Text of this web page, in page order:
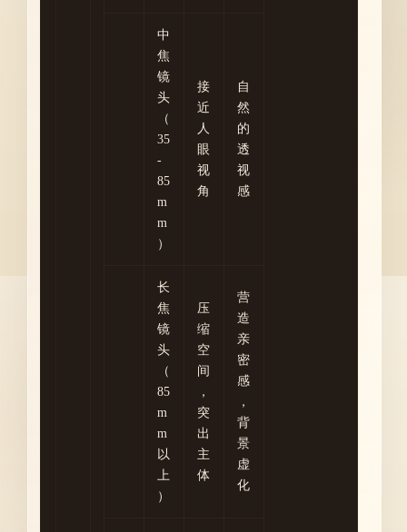
中
焦
镜
头
（
35
-
85
m
m
）
接
近
人
眼
视
角
自
然
的
透
视
感
长
焦
镜
头
（
85
m
m
以
上
）
压
缩
空
间
，
突
出
主
体
营
造
亲
密
感
，
背
景
虚
化